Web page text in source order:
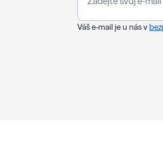
Váš e-mail je u nás v